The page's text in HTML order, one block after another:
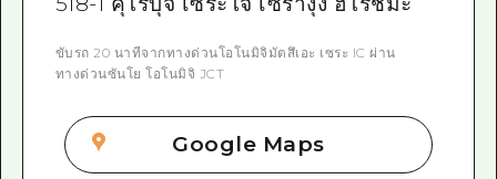
ขับรถ 20 นาทีจากทางด่วนโอโนมิจิมัตสึเอะ เซระ IC ผ่าน
ทางด่วนซันโย โอโนมิจิ JCT
Google Maps